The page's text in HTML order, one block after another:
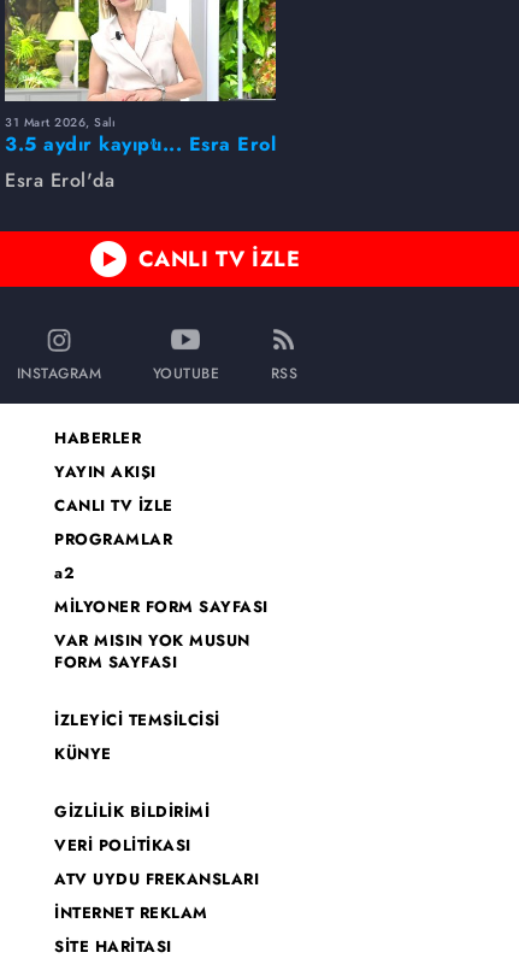
31 Mart 2026, Salı
3.5 aydır kayıptı... Esra Erol
buldu!
Esra Erol'da
CANLI TV İZLE
INSTAGRAM YOUTUBE RSS
HABERLER
YAYIN AKIŞI
CANLI TV İZLE
PROGRAMLAR
a2
MİLYONER FORM SAYFASI
VAR MISIN YOK MUSUN
FORM SAYFASI
İZLEYİCİ TEMSİLCİSİ
KÜNYE
GİZLİLİK BİLDİRİMİ
VERİ POLİTİKASI
ATV UYDU FREKANSLARI
İNTERNET REKLAM
SİTE HARİTASI